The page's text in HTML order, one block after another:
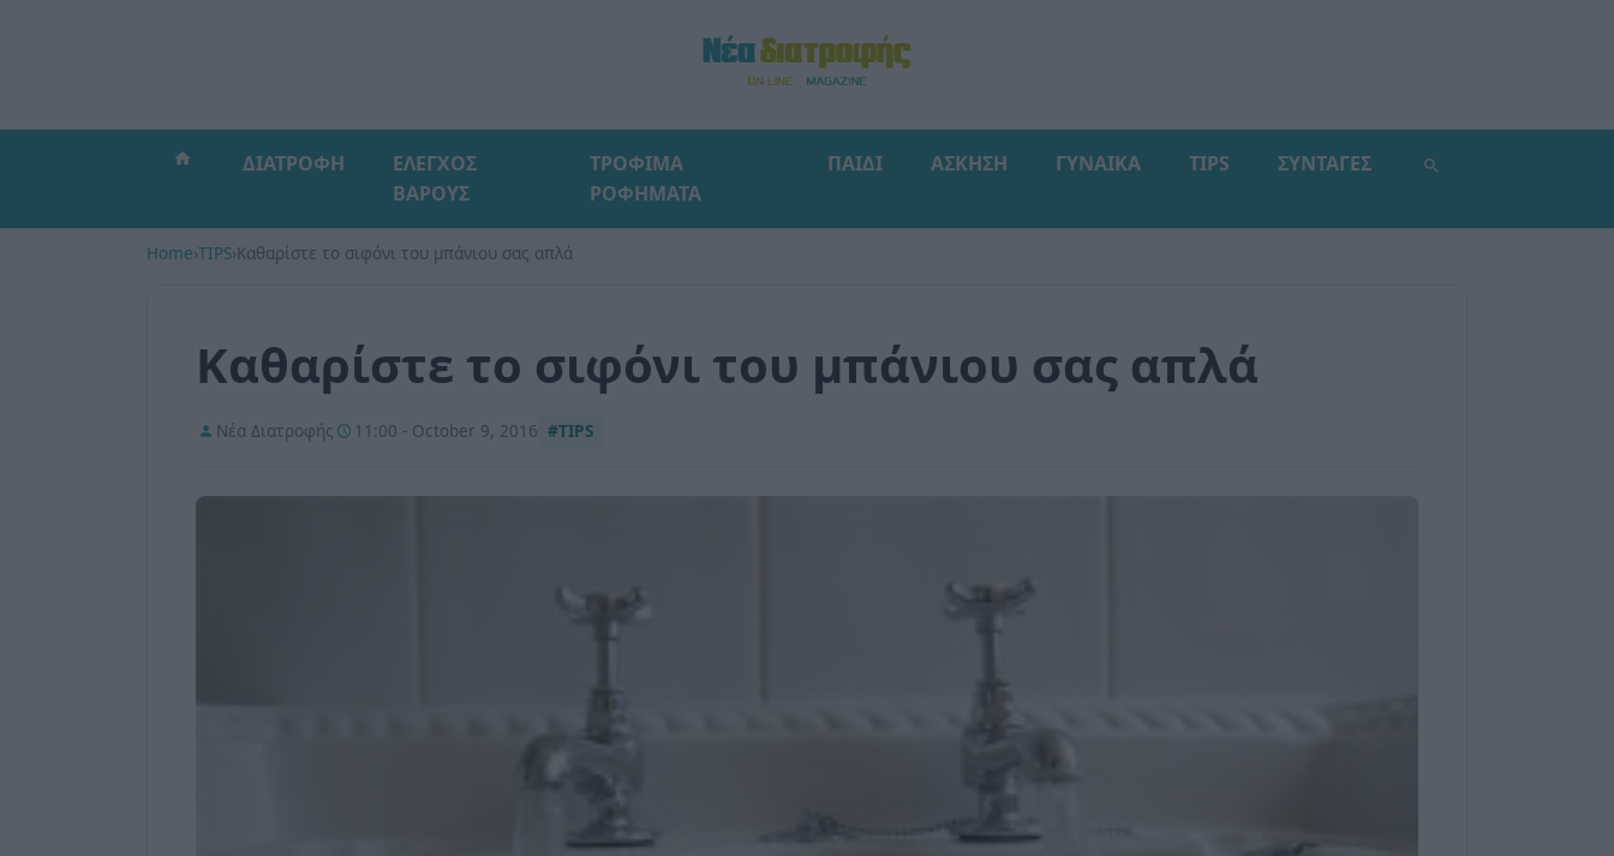
ΔΙΑΤΡΟΦΗ
ΕΛΕΓΧΟΣ
ΒΑΡΟΥΣ
ΤΡΟΦΙΜΑ
ΡΟΦΗΜΑΤΑ
ΠΑΙΔΙ ΑΣΚΗΣΗ ΓΥΝΑΙΚΑ TIPS ΣΥΝΤΑΓΕΣ
Home›TIPS›Καθαρίστε το σιφόνι του μπάνιου σας απλά
Καθαρίστε το σιφόνι του μπάνιου σας απλά
Νέα Διατροφής 11:00 - October 9, 2016 #TIPS